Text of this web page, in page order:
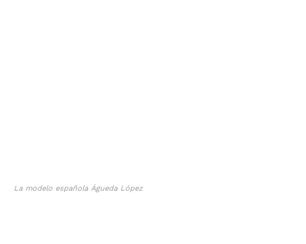
La modelo española Águeda López